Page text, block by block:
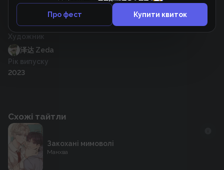
Автор оригіналу
泽达 Zeda
Художник
泽达 Zeda
Рік випуску
2023
Схожі тайтли
Закохані мимоволі
Манхва
Про фест Купити квиток